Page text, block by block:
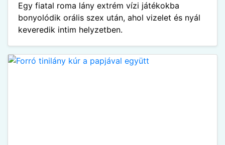
Egy fiatal roma lány extrém vízi játékokba
bonyolódik orális szex után, ahol vizelet és nyál
keveredik intim helyzetben.